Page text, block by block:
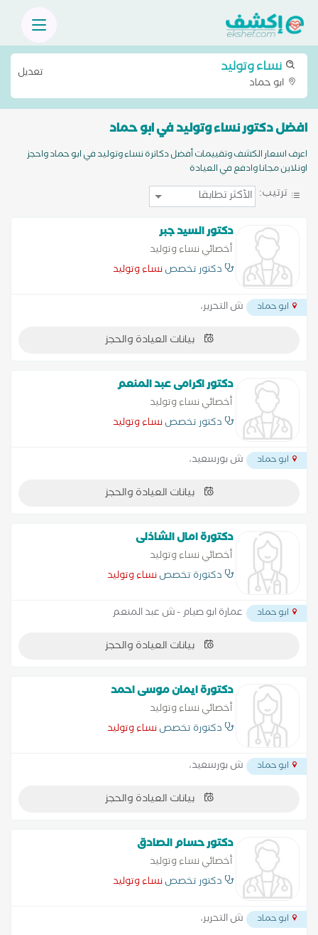
نساء وتوليد
ابو حماد
تعديل
افضل دكتور نساء وتوليد في ابو حماد
اعرف اسعار الكشف وتقييمات أفضل دكاترة نساء وتوليد في ابو حماد واحجز
اونلاين مجانا وادفع في العيادة
ترتيب:
دكتور السيد جبر
أخصائي نساء وتوليد
دكتور تخصصنساء وتوليد
ابو حماد ش التحرير،
بيانات العيادة والحجز
دكتور اكرامى عبد المنعم
أخصائي نساء وتوليد
دكتور تخصصنساء وتوليد
ابو حماد ش بورسعيد،
بيانات العيادة والحجز
دكتورة امال الشاذلى
أخصائي نساء وتوليد
دكتورة تخصصنساء وتوليد
ابو حماد عمارة ابو صيام - ش عبد المنعم
بيانات العيادة والحجز
دكتورة ايمان موسى احمد
أخصائي نساء وتوليد
دكتورة تخصصنساء وتوليد
ابو حماد ش بورسعيد،
بيانات العيادة والحجز
دكتور حسام الصادق
أخصائي نساء وتوليد
دكتور تخصصنساء وتوليد
ابو حماد ش التحرير،